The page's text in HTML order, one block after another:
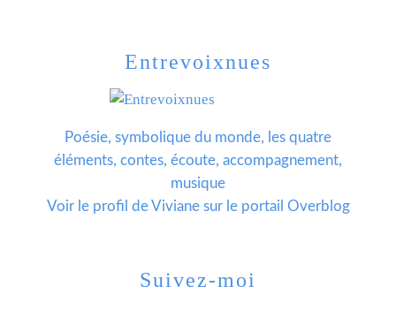
Entrevoixnues
Poésie, symbolique du monde, les quatre
éléments, contes, écoute, accompagnement,
musique
Voir le profil deVivianesur le portail Overblog
Suivez-moi